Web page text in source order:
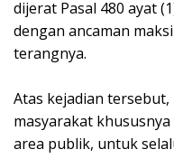
dijerat Pasal 480 ayat
dengan ancaman
terangnya.
Atas kejadian
masyarakat
area publik, untuk